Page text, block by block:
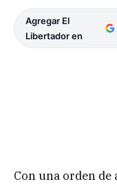
Agregar El
Libertador en
Con una orden